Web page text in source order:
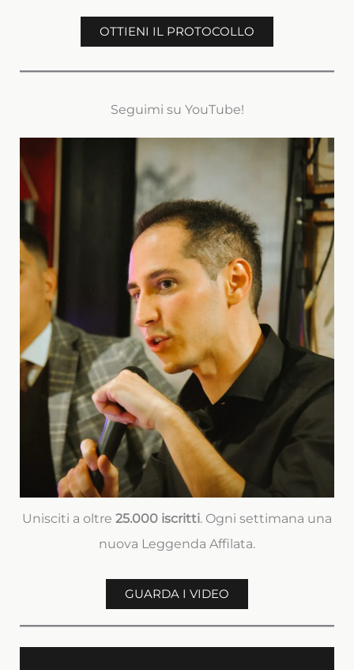
OTTIENI IL PROTOCOLLO
Seguimi su YouTube!
Unisciti a oltre 25.000 iscritti. Ogni settimana una
nuova Leggenda Affilata.
GUARDA I VIDEO